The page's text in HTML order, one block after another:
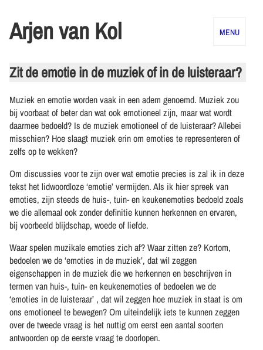
Arjen van Kol menu
Zit de emotie in de muziek of in de luisteraar?
Muziek en emotie worden vaak in een adem genoemd. Muziek zou
bij voorbaat of beter dan wat ook emotioneel zijn, maar wat wordt
daarmee bedoeld? Is de muziek emotioneel of de luisteraar? Allebei
misschien? Hoe slaagt muziek erin om emoties te representeren of
zelfs op te wekken?
Om discussies voor te zijn over wat emotie precies is zal ik in deze
tekst het lidwoordloze ‘emotie’ vermijden. Als ik hier spreek van
emoties, zijn steeds de huis-, tuin- en keukenemoties bedoeld zoals
we die allemaal ook zonder definitie kunnen herkennen en ervaren,
bij voorbeeld blijdschap, woede of liefde.
Waar spelen muzikale emoties zich af? Waar zitten ze? Kortom,
bedoelen we de ‘emoties in de muziek’, dat wil zeggen
eigenschappen in de muziek die we herkennen en beschrijven in
termen van huis-, tuin- en keukenemoties of bedoelen we de
‘emoties in de luisteraar’ , dat wil zeggen hoe muziek in staat is om
ons emotioneel te bewegen? Om uiteindelijk iets te kunnen zeggen
over de tweede vraag is het nuttig om eerst een aantal soorten
antwoorden op de eerste vraag te doorlopen.